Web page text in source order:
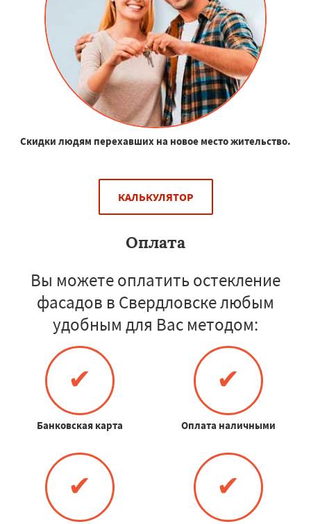
Скидки людям перехавших на новое место жительство.
КАЛЬКУЛЯТОР
Оплата
Вы можете оплатить остекление
фасадов в Свердловске любым
удобным для Вас методом:
✔
Банковская карта
✔
Оплата наличными
✔ ✔